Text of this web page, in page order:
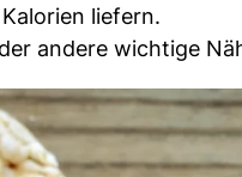
liefern.
andere wichtige